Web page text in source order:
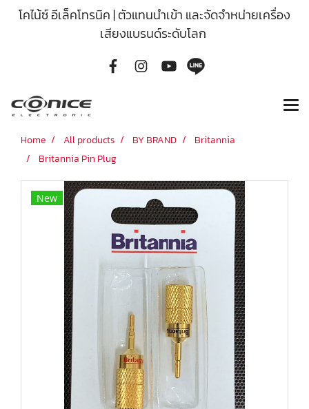
โคไน้ซ์ อีเล็คโทรนิค | ตัวแทนนำเข้า และจัดจำหน่ายเครื่อง
เสียงแบรนด์ระดับโลก
Home All products BY BRAND
Britannia
Britannia Pin Plug
New